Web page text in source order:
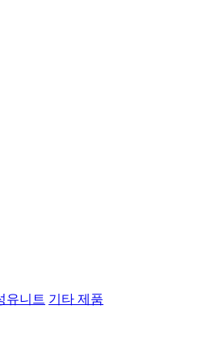
유니트 기타 제품